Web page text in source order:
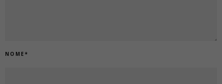
NOME *